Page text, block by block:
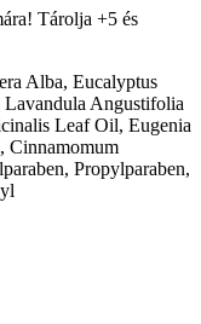
Tárolja +5 és
Alba, Eucalyptus
Angustifolia
Leaf Oil, Eugenia
Cinnamomum
Propylparaben,